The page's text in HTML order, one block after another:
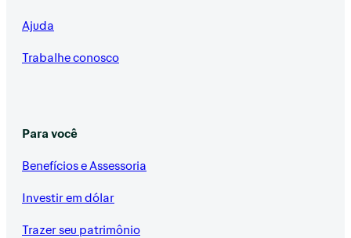
Ajuda
Trabalhe conosco
Para você
Benefícios e Assessoria
Investir em dólar
Trazer seu patrimônio